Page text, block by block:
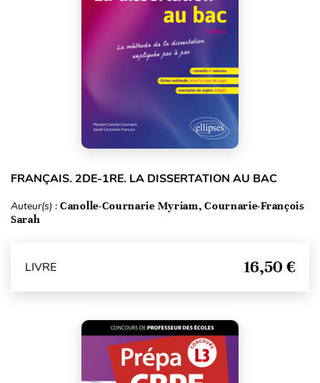
FRANÇAIS. 2DE-1RE. LA DISSERTATION AU BAC
Auteur(s) : Canolle-Cournarie Myriam, Cournarie-François
Sarah
LIVRE 16,50 €